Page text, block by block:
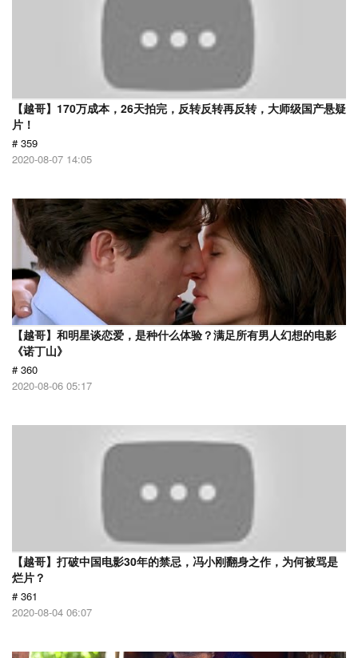
【越哥】170万成本，26天拍完，反转反转再反转，大师级国产悬疑
片！
# 359
2020-08-07 14:05
【越哥】和明星谈恋爱，是种什么体验？满足所有男人幻想的电影
《诺丁山》
# 360
2020-08-06 05:17
【越哥】打破中国电影30年的禁忌，冯小刚翻身之作，为何被骂是
烂片？
# 361
2020-08-04 06:07